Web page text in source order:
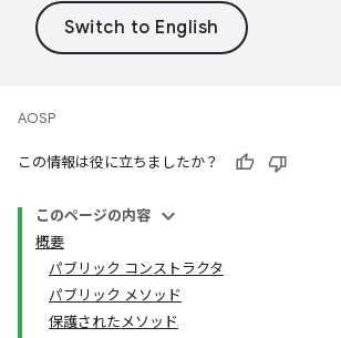
AOSP
この情報は役に立ちましたか？
このページの内容
概要
パブリック コンストラクタ
パブリック メソッド
保護されたメソッド